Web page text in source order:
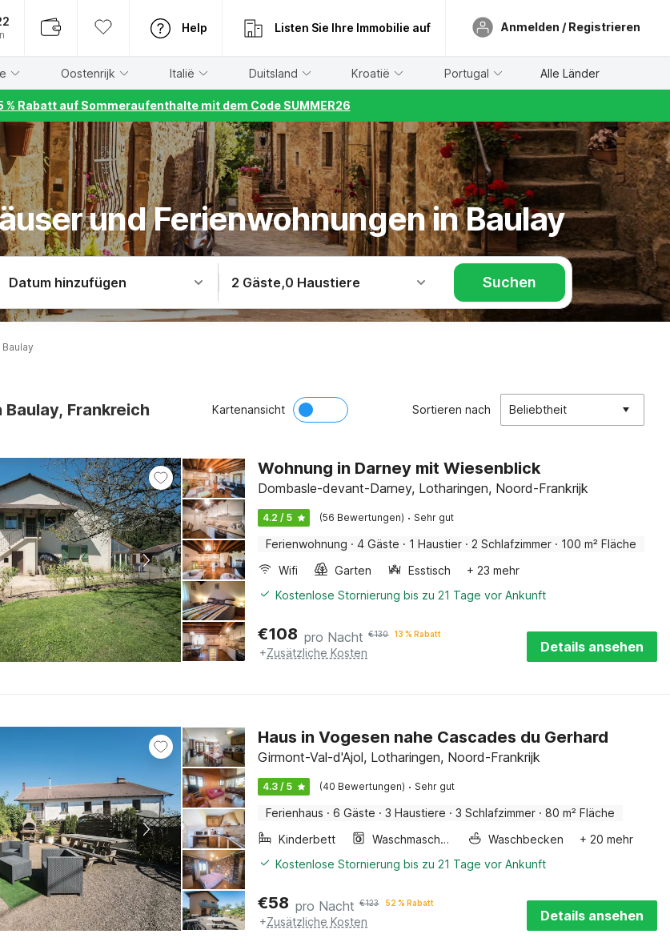
Help Listen Sie Ihre Immobilie auf Anmelden / Registrieren
Oostenrijk Italië Duitsland Kroatië Portugal Alle Länder
% Rabatt auf Sommeraufenthalte mit dem Code SUMMER26
und Ferienwohnungen in Baulay
Datum hinzufügen 2 Gäste,0 Haustiere Suchen
Frankreich Kartenansicht Sortieren nach Beliebtheit
Wohnung in Darney mit Wiesenblick
Dombasle-devant-Darney, Lotharingen, Noord-Frankrijk
4.2 / 5 (56 Bewertungen) · Sehr gut
Ferienwohnung · 4 Gäste · 1 Haustier · 2 Schlafzimmer · 100 m² Fläche
Wifi
Garten Esstisch
+ 23 mehr
Kostenlose Stornierung bis zu 21 Tage vor Ankunft
€108 pro Nacht €130 13 % Rabatt
+Zusätzliche Kosten Details ansehen
Haus in Vogesen nahe Cascades du Gerhard
Girmont-Val-d'Ajol, Lotharingen, Noord-Frankrijk
4.3 / 5 (40 Bewertungen) · Sehr gut
Ferienhaus · 6 Gäste · 3 Haustiere · 3 Schlafzimmer · 80 m² Fläche
Kinderbett
Waschmaschine Waschbecken
+ 20 mehr
Kostenlose Stornierung bis zu 21 Tage vor Ankunft
€58 pro Nacht €123 52 % Rabatt
+Zusätzliche Kosten Details ansehen